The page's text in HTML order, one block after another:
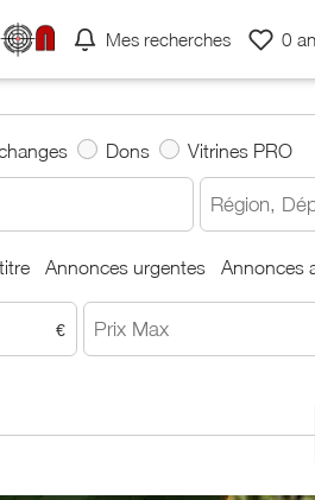
Mes recherches 0
Dons Vitrines PRO
Annonces urgentes Annonces
€